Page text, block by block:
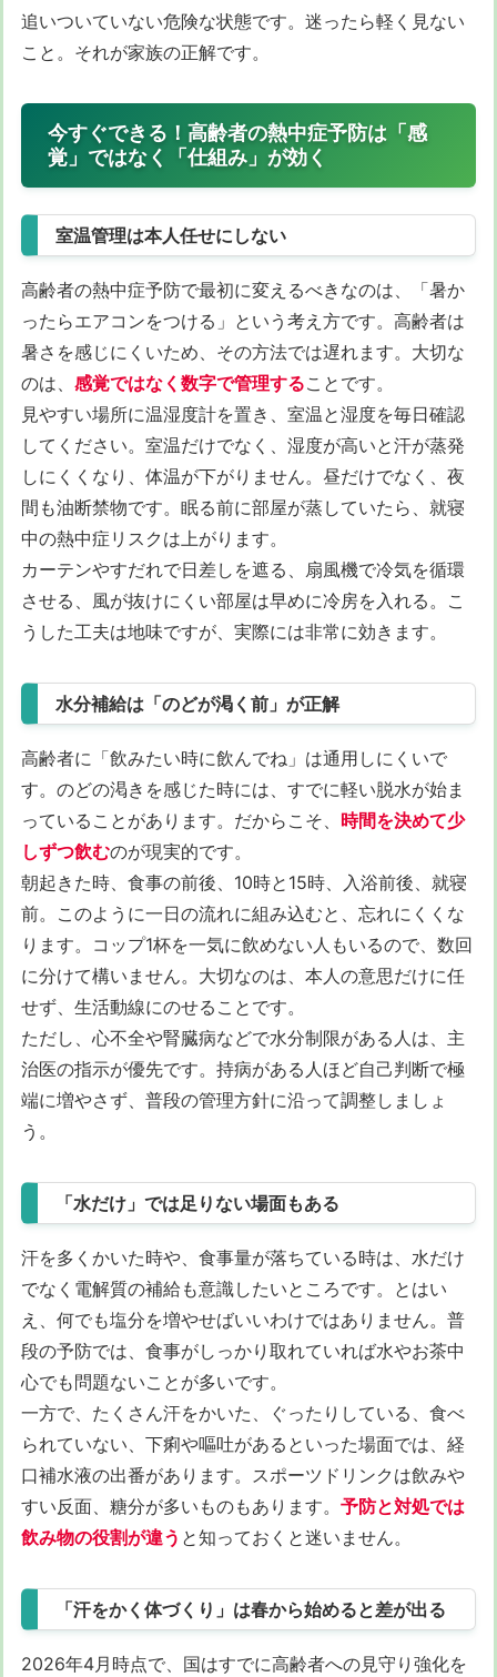
追いついていない危険な状態です。迷ったら軽く見ない
こと。それが家族の正解です。
今すぐできる！高齢者の熱中症予防は「感
覚」ではなく「仕組み」が効く
室温管理は本人任せにしない
高齢者の熱中症予防で最初に変えるべきなのは、「暑か
ったらエアコンをつける」という考え方です。高齢者は
暑さを感じにくいため、その方法では遅れます。大切な
のは、 感覚ではなく数字で管理することです。
見やすい場所に温湿度計を置き、室温と湿度を毎日確認
してください。室温だけでなく、湿度が高いと汗が蒸発
しにくくなり、体温が下がりません。昼だけでなく、夜
間も油断禁物です。眠る前に部屋が蒸していたら、就寝
中の熱中症リスクは上がります。
カーテンやすだれで日差しを遮る、扇風機で冷気を循環
させる、風が抜けにくい部屋は早めに冷房を入れる。こ
うした工夫は地味ですが、実際には非常に効きます。
水分補給は「のどが渇く前」が正解
高齢者に「飲みたい時に飲んでね」は通用しにくいで
す。のどの渇きを感じた時には、すでに軽い脱水が始ま
っていることがあります。だからこそ、 時間を決めて少
しずつ飲むのが現実的です。
朝起きた時、食事の前後、10時と15時、入浴前後、就寝
前。このように一日の流れに組み込むと、忘れにくくな
ります。コップ1杯を一気に飲めない人もいるので、数回
に分けて構いません。大切なのは、本人の意思だけに任
せず、生活動線にのせることです。
ただし、心不全や腎臓病などで水分制限がある人は、主
治医の指示が優先です。持病がある人ほど自己判断で極
端に増やさず、普段の管理方針に沿って調整しましょ
う。
「水だけ」では足りない場面もある
汗を多くかいた時や、食事量が落ちている時は、水だけ
でなく電解質の補給も意識したいところです。とはい
え、何でも塩分を増やせばいいわけではありません。普
段の予防では、食事がしっかり取れていれば水やお茶中
心でも問題ないことが多いです。
一方で、たくさん汗をかいた、ぐったりしている、食べ
られていない、下痢や嘔吐があるといった場面では、経
口補水液の出番があります。スポーツドリンクは飲みや
すい反面、糖分が多いものもあります。 予防と対処では
飲み物の役割が違う と知っておくと迷いません。
「汗をかく体づくり」は春から始めると差が出る
2026年4月時点で、国はすでに高齢者への見守り強化を